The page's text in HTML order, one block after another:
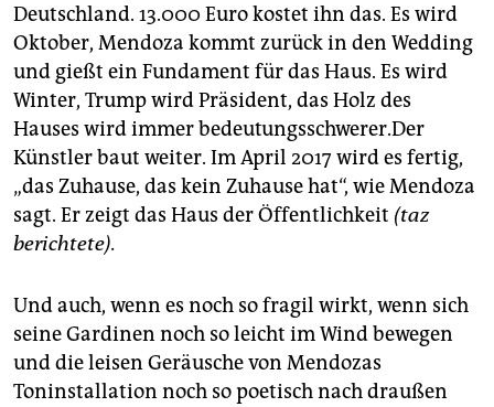
Deutschland. 13.000 Euro kostet ihn das. Es wird
Oktober, Mendoza kommt zurück in den Wedding
und gießt ein Fundament für das Haus. Es wird
Winter, Trump wird Präsident, das Holz des
Hauses wird immer bedeutungsschwerer.Der
Künstler baut weiter. Im April 2017 wird es fertig,
„das Zuhause, das kein Zuhause hat“, wie Mendoza
sagt. Er zeigt das Haus der Öffentlichkeit (taz
berichtete).
Und auch, wenn es noch so fragil wirkt, wenn sich
seine Gardinen noch so leicht im Wind bewegen
und die leisen Geräusche von Mendozas
Toninstallation noch so poetisch nach draußen